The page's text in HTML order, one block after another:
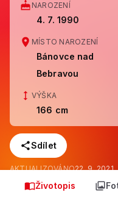
NAROZENÍ
4. 7. 1990
MÍSTO NAROZENÍ
Bánovce nad
Bebravou
VÝŠKA
166 cm
Sdílet
AKTUALIZOVÁNO22. 9. 2021
Životopis